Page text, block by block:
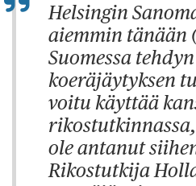
Helsingin Sanomat kertoi
aiemmin tänään
Suomessa
koeräjäytyksen
voitu käyttää
ole antanut
Rikostutkija